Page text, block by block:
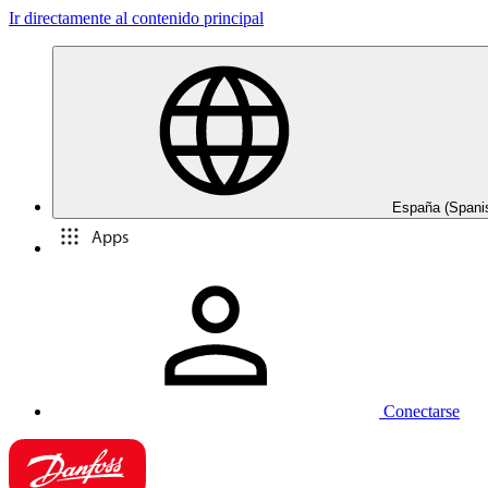
Ir directamente al contenido principal
España
Apps
Conectarse